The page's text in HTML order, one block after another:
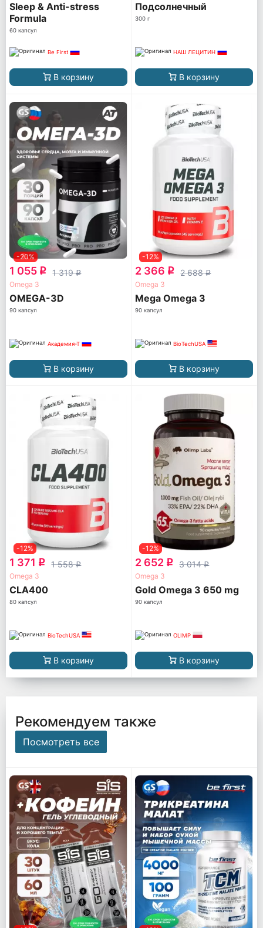
Sleep & Anti-stress
Formula
60 капсул
Be First
В корзину
Подсолнечный
300 г
НАШ ЛЕЦИТИН
В корзину
-20%
1 055 q 1 319q
Omega 3
OMEGA-3D
90 капсул
Академия-Т
В корзину
-12%
2 366 q 2 688q
Omega 3
Mega Omega 3
90 капсул
BioTechUSA
В корзину
-12%
1 371 q 1 558q
Omega 3
CLA400
80 капсул
BioTechUSA
В корзину
-12%
2 652 q 3 014q
Omega 3
Gold Omega 3 650 mg
90 капсул
OLIMP
В корзину
Рекомендуем также
Посмотреть все